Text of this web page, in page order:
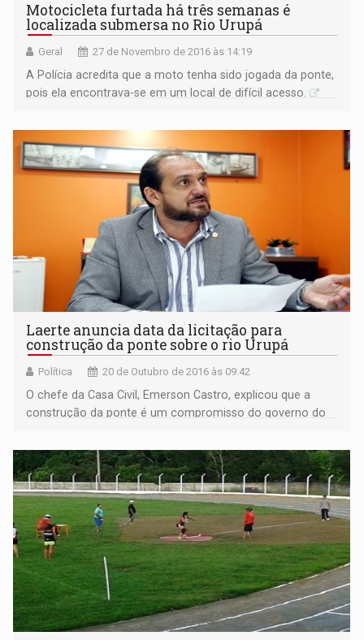
Motocicleta furtada há três semanas é
localizada submersa no Rio Urupá
Geral 27 de Novembro de 2016 às 14:19
A Polícia acredita que a moto tenha sido jogada da ponte,
pois ela encontrava-se em um local de difícil acesso.
Laerte anuncia data da licitação para
construção da ponte sobre o rio Urupá
Política 20 de Outubro de 2016 às 09:42
O chefe da Casa Civil, Emerson Castro, explicou que a
construção da ponte é um compromisso do governo do
em um palanque de oposição, mas depois foi procurado
pelo governador Confúcio Moura (PMDB) para